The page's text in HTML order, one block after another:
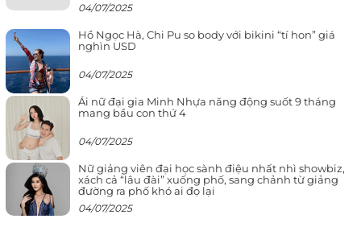
04/07/2025
Hồ Ngọc Hà, Chi Pu so body với bikini “tí hon” giá
nghìn USD
04/07/2025
Ái nữ đại gia Minh Nhựa năng động suốt 9 tháng
mang bầu con thứ 4
04/07/2025
Nữ giảng viên đại học sành điệu nhất nhì showbiz,
xách cả “lâu đài” xuống phố, sang chảnh từ giảng
đường ra phố khó ai đọ lại
04/07/2025